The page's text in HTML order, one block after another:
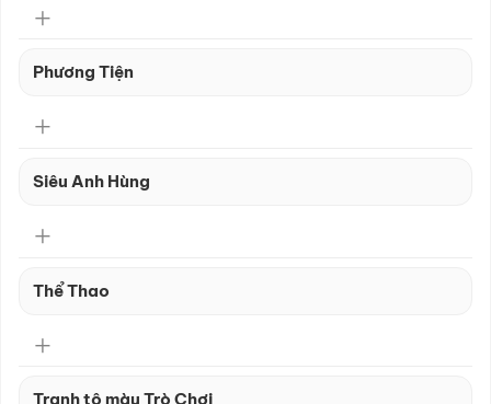
Phương Tiện
Siêu Anh Hùng
Thể Thao
Tranh tô màu Trò Chơi